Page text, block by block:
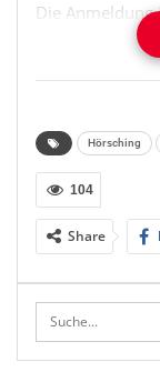
Die
14:45 Uhr:
Fliegerhorst
15:00 Uhr:
15:30 Uhr
ORT:
Hörsching
104
Share